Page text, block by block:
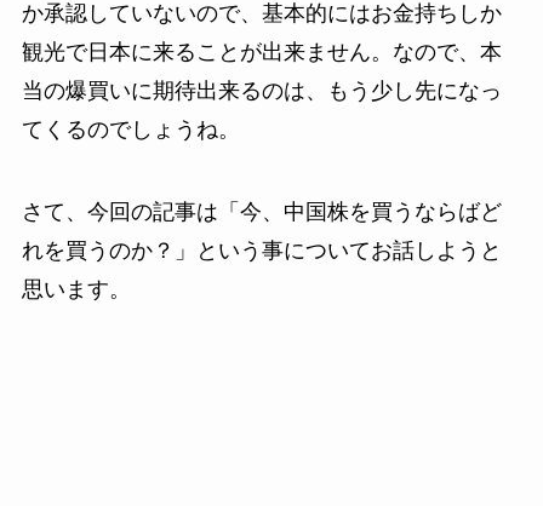
か承認していないので、基本的にはお金持ちしか
観光で日本に来ることが出来ません。なので、本
当の爆買いに期待出来るのは、もう少し先になっ
てくるのでしょうね。
さて、今回の記事は「今、中国株を買うならばど
れを買うのか？」という事についてお話しようと
思います。